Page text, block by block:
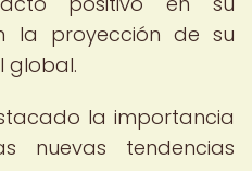
la proyección de su
global.
la importancia
nuevas tendencias